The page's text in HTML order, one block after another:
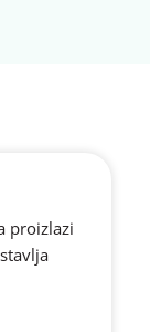
proizlazi